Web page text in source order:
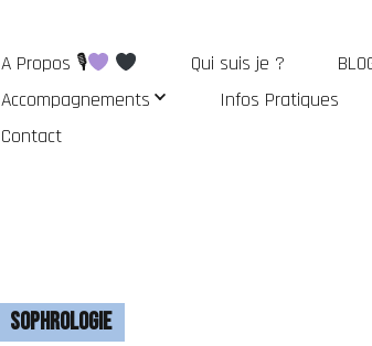
A Propos 🎙 Qui suis je ?
Accompagnements
Infos Pratiques
Contact
Sophrologie